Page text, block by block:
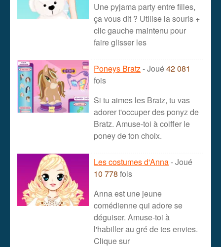
Une pyjama party entre filles,
ça vous dit ? Utilise la souris +
clic gauche maintenu pour
faire glisser les
Poneys Bratz - Joué42 081
fois
Si tu aimes les Bratz, tu vas
adorer t'occuper des ponyz de
Bratz. Amuse-toi à coiffer le
poney de ton choix.
Les costumes d'Anna- Joué
10 778 fois
Anna est une jeune
comédienne qui adore se
déguiser. Amuse-toi à
l'habiller au gré de tes envies.
Clique sur